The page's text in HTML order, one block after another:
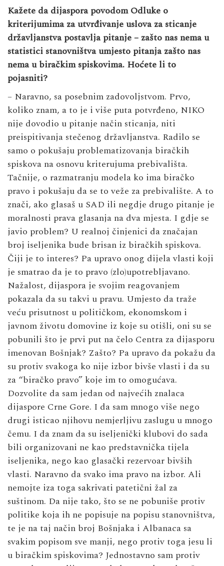
Kažete da dijaspora povodom Odluke o
kriterijumima za utvrđivanje uslova za sticanje
državljanstva postavlja pitanje – zašto nas nema u
statistici stanovništva umjesto pitanja zašto nas
nema u biračkim spiskovima. Hoćete li to
pojasniti?
– Naravno, sa posebnim zadovoljstvom. Prvo,
koliko znam, a to je i više puta potvrđeno, NIKO
nije dovodio u pitanje način sticanja, niti
preispitivanja stečenog državljanstva. Radilo se
samo o pokušaju problematizovanja biračkih
spiskova na osnovu kriterujuma prebivališta.
Tačnije, o razmatranju modela ko ima biračko
pravo i pokušaju da se to veže za prebivalište. A to
znači, ako glasaš u SAD ili negdje drugo pitanje je
moralnosti prava glasanja na dva mjesta. I gdje se
javio problem? U realnoj činjenici da značajan
broj iseljenika bude brisan iz biračkih spiskova.
Čiji je to interes? Pa upravo onog dijela vlasti koji
je smatrao da je to pravo (zlo)upotrebljavano.
Nažalost, dijaspora je svojim reagovanjem
pokazala da su takvi u pravu. Umjesto da traže
veću prisutnost u političkom, ekonomskom i
javnom životu domovine iz koje su otišli, oni su se
pobunili što je prvi put na čelo Centra za dijasporu
imenovan Bošnjak? Zašto? Pa upravo da pokažu da
su protiv svakoga ko nije izbor bivše vlasti i da su
za “biračko pravo” koje im to omogućava.
Dozvolite da sam jedan od najvećih znalaca
dijaspore Crne Gore. I da sam mnogo više nego
drugi isticao njihovu nemjerljivu zaslugu u mnogo
čemu. I da znam da su iseljenički klubovi do sada
bili organizovani ne kao predstavnička tijela
iseljenika, nego kao glasački rezervoar bivših
vlasti. Naravno da svako ima pravo na izbor. Ali
nemojte iza toga sakrivati patetični žal za
suštinom. Da nije tako, što se ne pobuniše protiv
politike koja ih ne popisuje na popisu stanovništva,
te je na taj način broj Bošnjaka i Albanaca sa
svakim popisom sve manji, nego protiv toga jesu li
u biračkim spiskovima? Jednostavno sam protiv